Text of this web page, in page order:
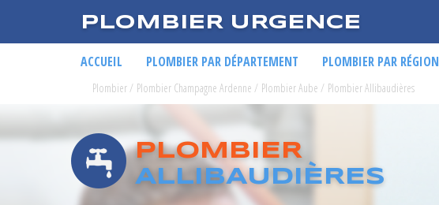
PLOMBIER URGENCE
ACCUEIL PLOMBIER PAR DÉPARTEMENT PLOMBIER PAR RÉGION
Plombier/ Plombier Champagne Ardenne / Plombier Aube / Plombier Allibaudières
PLOMBIER
ALLIBAUDIÈRES